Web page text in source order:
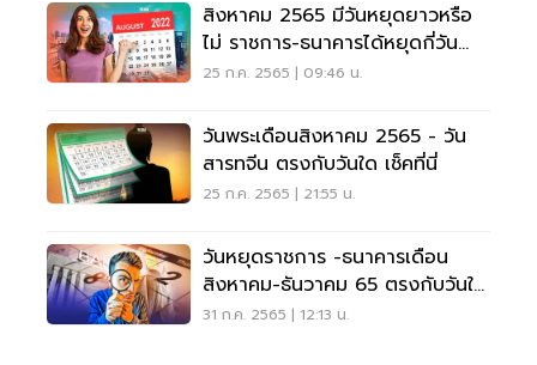
สิงหาคม 2565 มีวันหยุดยาวหรือ
ไม่ ราชการ-ธนาคารได้หยุดกี่วัน
เช็คที่นี่
25 ก.ค. 2565 | 09:46 น.
วันพระเดือนสิงหาคม 2565 - วัน
สารทจีน ตรงกับวันใด เช็คที่นี่
25 ก.ค. 2565 | 21:55 น.
วันหยุดราชการ -ธนาคารเดือน
สิงหาคม-ธันวาคม 65 ตรงกับวันใด
บ้าง เช็คที่นี่
31 ก.ค. 2565 | 12:13 น.